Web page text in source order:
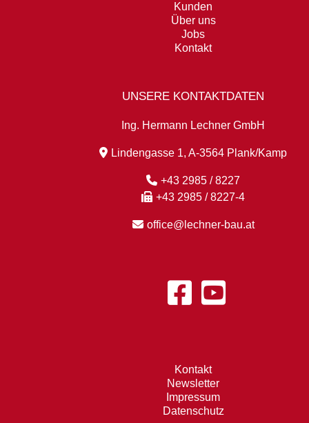
Kunden
Über uns
Jobs
Kontakt
UNSERE KONTAKTDATEN
Ing. Hermann Lechner GmbH
Lindengasse 1, A-3564 Plank/Kamp
+43 2985 / 8227
+43 2985 / 8227-4
office@lechner-bau.at
Kontakt
Newsletter
Impressum
Datenschutz